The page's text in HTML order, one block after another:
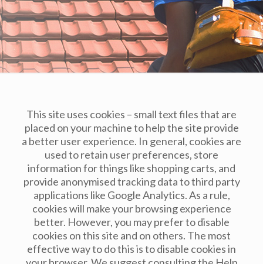
This site uses cookies – small text files that are
placed on your machine to help the site provide
a better user experience. In general, cookies are
used to retain user preferences, store
information for things like shopping carts, and
provide anonymised tracking data to third party
applications like Google Analytics. As a rule,
cookies will make your browsing experience
better. However, you may prefer to disable
cookies on this site and on others. The most
effective way to do this is to disable cookies in